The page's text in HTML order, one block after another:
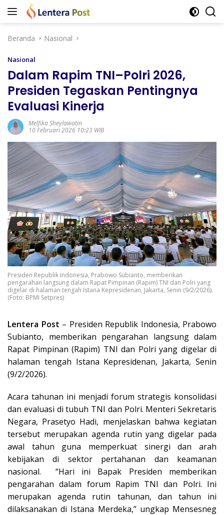
Langsung
Beranda
Nasional
Nasional
Dalam Rapim TNI–Polri 2026,
Presiden Tegaskan Pentingnya
Evaluasi Kinerja
Melfika Sheylawatin
10 Februari 2026 10:23 WIB
Presiden Republik Indonesia, Prabowo Subianto, memberikan
pengarahan langsung dalam Rapat Pimpinan (Rapim) TNI dan Polri yang
digelar di halaman tengah Istana Kepresidenan, Jakarta, Senin (9/2/2026).
(Foto: BPMI Setpres)
Lentera Post – Presiden Republik Indonesia, Prabowo
Subianto, memberikan pengarahan langsung dalam
Rapat Pimpinan (Rapim) TNI dan Polri yang digelar di
halaman tengah Istana Kepresidenan, Jakarta, Senin
(9/2/2026).
Acara tahunan ini menjadi forum strategis konsolidasi
dan evaluasi di tubuh TNI dan Polri. Menteri Sekretaris
Negara, Prasetyo Hadi, menjelaskan bahwa kegiatan
tersebut merupakan agenda rutin yang digelar pada
awal tahun guna memperkuat sinergi dan arah
kebijakan di sektor pertahanan dan keamanan
nasional. “Hari ini Bapak Presiden memberikan
pengarahan dalam forum Rapim TNI dan Polri. Ini
merupakan agenda rutin tahunan, dan tahun ini
dilaksanakan di Istana Merdeka,” ungkap Mensesneg